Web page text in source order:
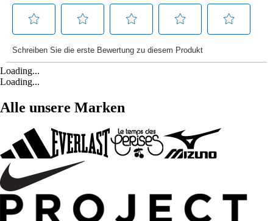
Loading...
Loading...
Alle unsere Marken